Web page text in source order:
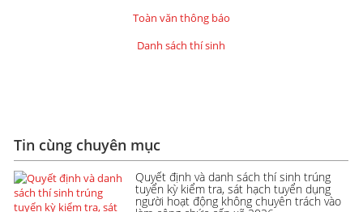
Toàn văn thông báo
Danh sách thí sinh
Tin cùng chuyên mục
Quyết định và danh sách thí sinh trúng
tuyển kỳ kiểm tra, sát hạch tuyển dụng
người hoạt động không chuyên trách vào